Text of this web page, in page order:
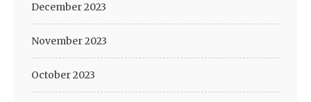
December 2023
November 2023
October 2023